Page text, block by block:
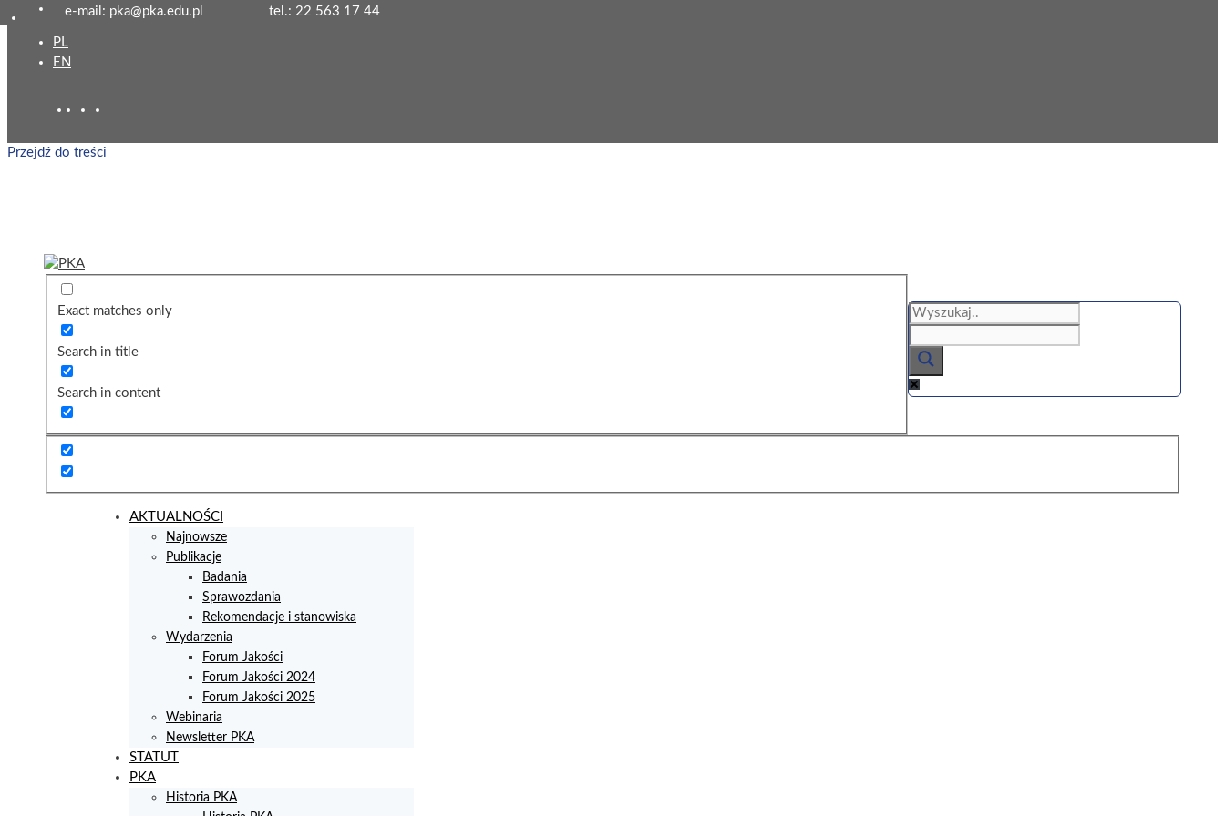
e-mail: pka@pka.edu.pl tel.: 22 563 17 44
PL
EN
Przejdź do treści
Exact matches only
Search in title
Search in content
AKTUALNOŚCI
Najnowsze
Publikacje
Badania
Sprawozdania
Rekomendacje i stanowiska
Wydarzenia
Forum Jakości
Forum Jakości 2024
Forum Jakości 2025
Webinaria
Newsletter PKA
STATUT
PKA
Historia PKA